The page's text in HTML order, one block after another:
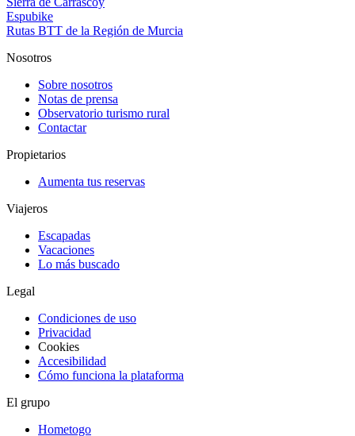
Espubike
Rutas BTT de la Región de Murcia
Nosotros
Sobre nosotros
Notas de prensa
Observatorio turismo rural
Contactar
Propietarios
Aumenta tus reservas
Viajeros
Escapadas
Vacaciones
Lo más buscado
Legal
Condiciones de uso
Privacidad
Cookies
Accesibilidad
Cómo funciona la plataforma
El grupo
Hometogo